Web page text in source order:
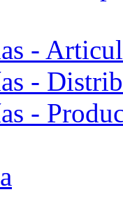
-
-
-